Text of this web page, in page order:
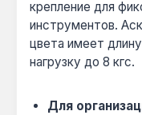
крепление для
инструментов.
цвета имеет
нагрузку до 8 кгс.
Для